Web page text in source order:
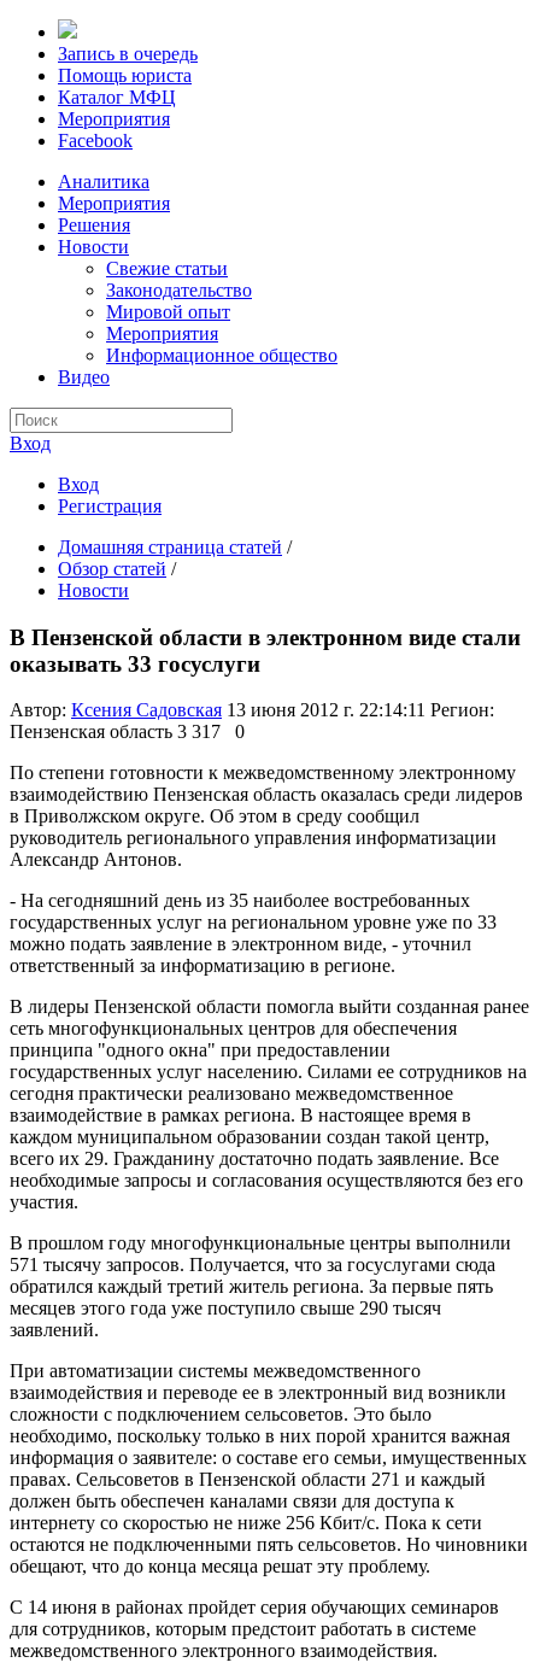
Запись в очередь
Помощь юриста
Каталог МФЦ
Мероприятия
Facebook
Аналитика
Мероприятия
Решения
Новости
Свежие статьи
Законодательство
Мировой опыт
Мероприятия
Информационное общество
Видео
Вход
Вход
Регистрация
Домашняя страница статей /
Обзор статей /
Новости
В Пензенской области в электронном виде стали
оказывать 33 госуслуги
Автор: Ксения Садовская 13 июня 2012 г. 22:14:11 Регион:
Пензенская область 3 317 0
По степени готовности к межведомственному электронному
взаимодействию Пензенская область оказалась среди лидеров
в Приволжском округе. Об этом в среду сообщил
руководитель регионального управления информатизации
Александр Антонов.
- На сегодняшний день из 35 наиболее востребованных
государственных услуг на региональном уровне уже по 33
можно подать заявление в электронном виде, - уточнил
ответственный за информатизацию в регионе.
В лидеры Пензенской области помогла выйти созданная ранее
сеть многофункциональных центров для обеспечения
принципа "одного окна" при предоставлении
государственных услуг населению. Силами ее сотрудников на
сегодня практически реализовано межведомственное
взаимодействие в рамках региона. В настоящее время в
каждом муниципальном образовании создан такой центр,
всего их 29. Гражданину достаточно подать заявление. Все
необходимые запросы и согласования осуществляются без его
участия.
В прошлом году многофункциональные центры выполнили
571 тысячу запросов. Получается, что за госуслугами сюда
обратился каждый третий житель региона. За первые пять
месяцев этого года уже поступило свыше 290 тысяч
заявлений.
При автоматизации системы межведомственного
взаимодействия и переводе ее в электронный вид возникли
сложности с подключением сельсоветов. Это было
необходимо, поскольку только в них порой хранится важная
информация о заявителе: о составе его семьи, имущественных
правах. Сельсоветов в Пензенской области 271 и каждый
должен быть обеспечен каналами связи для доступа к
интернету со скоростью не ниже 256 Кбит/с. Пока к сети
остаются не подключенными пять сельсоветов. Но чиновники
обещают, что до конца месяца решат эту проблему.
С 14 июня в районах пройдет серия обучающих семинаров
для сотрудников, которым предстоит работать в системе
межведомственного электронного взаимодействия.